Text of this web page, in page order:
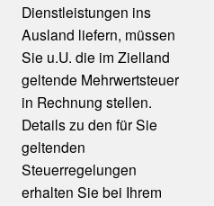
Dienstleistungen ins
Ausland liefern, müssen
Sie u.U. die im Zielland
geltende Mehrwertsteuer
in Rechnung stellen.
Details zu den für Sie
geltenden
Steuerregelungen
erhalten Sie bei Ihrem